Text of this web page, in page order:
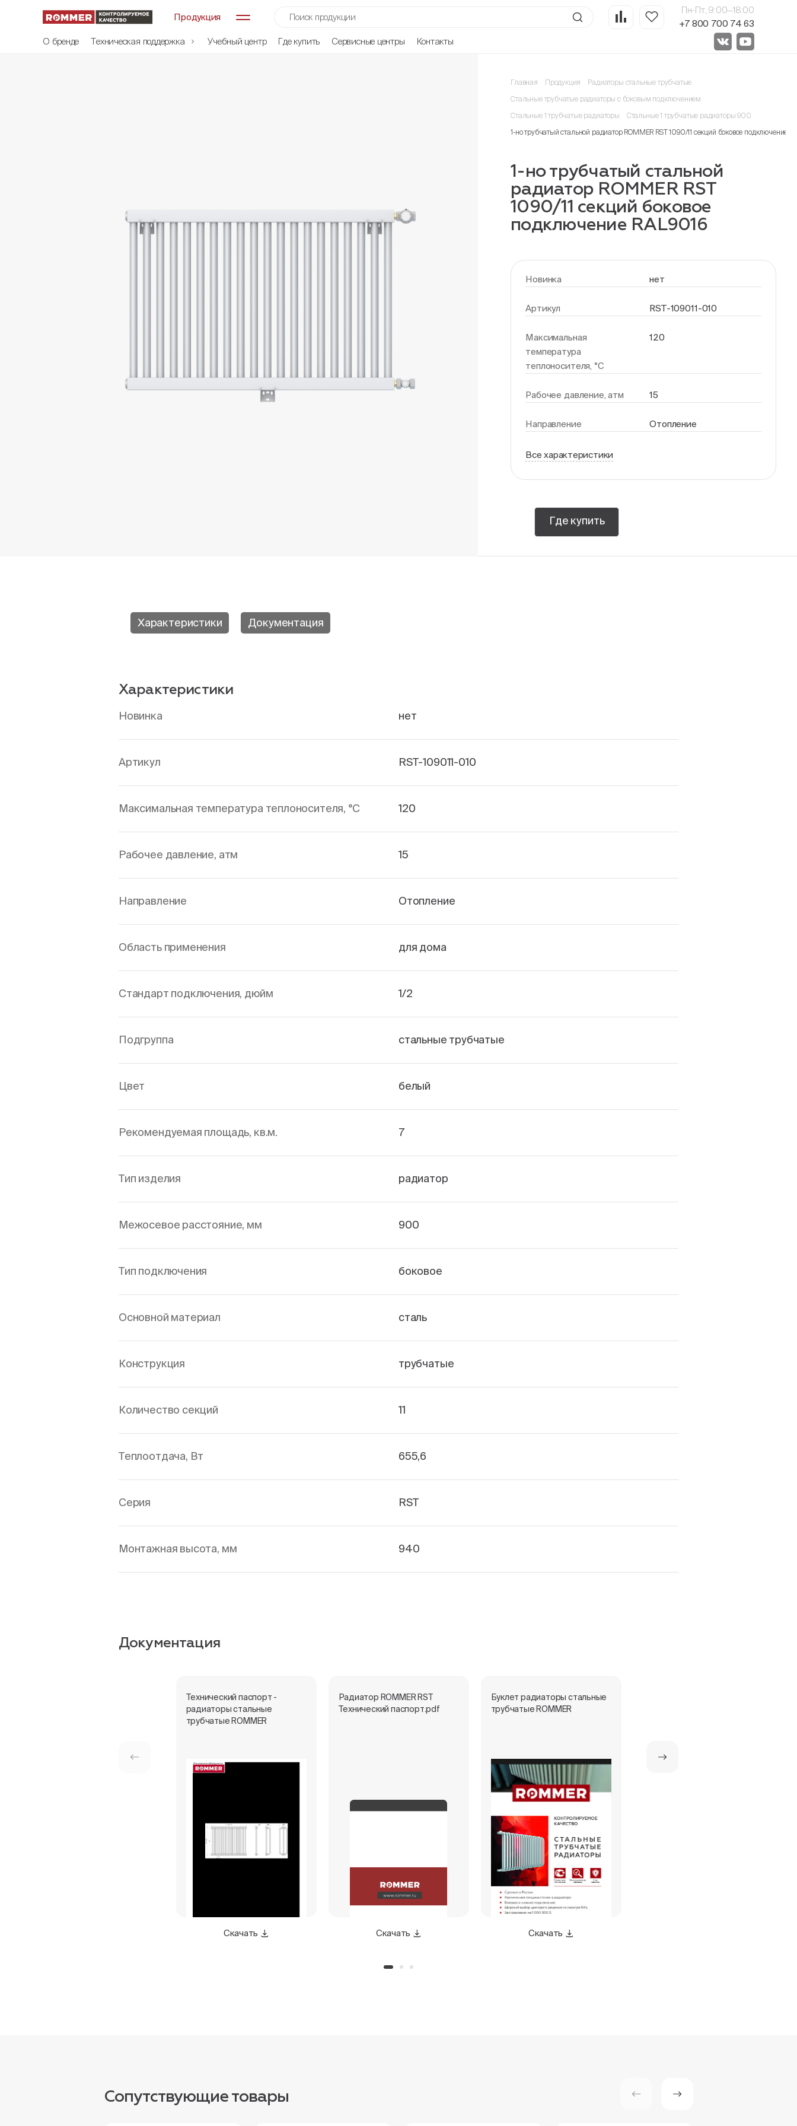
Продукция
Пн-Пт, 9:00—18:00
+7 800 700 74 63
О бренде
Техническая поддержка Учебный центр Где купить Сервисные центры Контакты
Главная Продукция Радиаторы стальные трубчатые
Стальные трубчатые радиаторы с боковым подключением
Стальные 1 трубчатые радиаторы Стальные 1 трубчатые радиаторы 900
1-но трубчатый стальной радиатор ROMMER RST 1090/11 секций боковое подключение
1-но трубчатый стальной
радиатор ROMMER RST
1090/11 секций боковое
подключение RAL9016
Новинка нет
Артикул RST-109011-010
Максимальная
температура
теплоносителя, °С
120
Рабочее давление, атм 15
Направление Отопление
Все характеристики
Где купить
Характеристики Документация
Характеристики
Новинка нет
Артикул RST-109011-010
Максимальная температура теплоносителя, °С 120
Рабочее давление, атм 15
Направление Отопление
Область применения для дома
Стандарт подключения, дюйм 1/2
Подгруппа стальные трубчатые
Цвет белый
Рекомендуемая площадь, кв.м. 7
Тип изделия радиатор
Межосевое расстояние, мм 900
Тип подключения боковое
Основной материал сталь
Конструкция трубчатые
Количество секций 11
Теплоотдача, Вт 655,6
Серия RST
Монтажная высота, мм 940
Документация
Технический паспорт -
радиаторы стальные
трубчатые ROMMER
Скачать
Радиатор ROMMER RST
Технический паспорт.pdf
Скачать
Буклет радиаторы стальные
трубчатые ROMMER
Скачать
Сопутствующие товары